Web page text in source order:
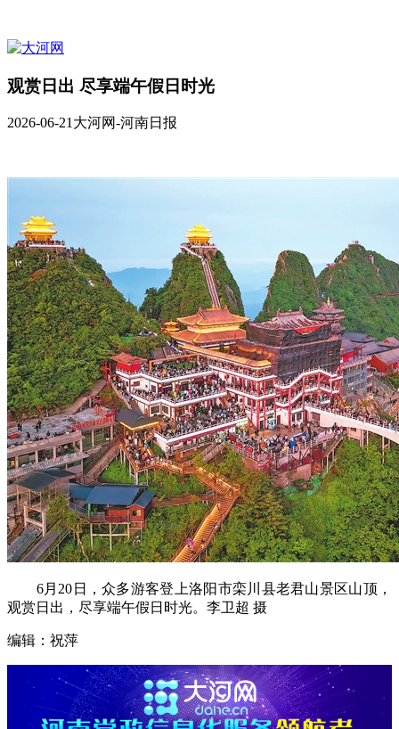
观赏日出 尽享端午假日时光
2026-06-21大河网-河南日报
6月20日，众多游客登上洛阳市栾川县老君山景区山顶，
观赏日出，尽享端午假日时光。李卫超 摄
编辑：祝萍